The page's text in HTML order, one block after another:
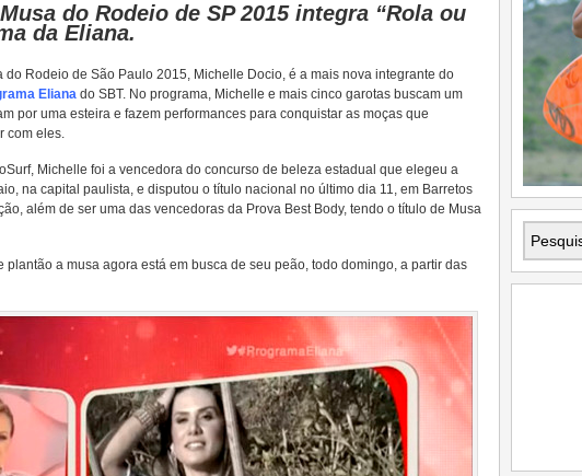
do Rodeio de SP 2015 integra “Rola ou
da Eliana.
do Rodeio de São Paulo 2015, Michelle Docio, é a mais nova integrante do
Eliana do SBT. No programa, Michelle e mais cinco garotas buscam um
por uma esteira e fazem performances para conquistar as moças que
com eles.
Michelle foi a vencedora do concurso de beleza estadual que elegeu a
na capital paulista, e disputou o título nacional no último dia 11, em Barretos
além de ser uma das vencedoras da Prova Best Body, tendo o título de Musa
plantão a musa agora está em busca de seu peão, todo domingo, a partir das